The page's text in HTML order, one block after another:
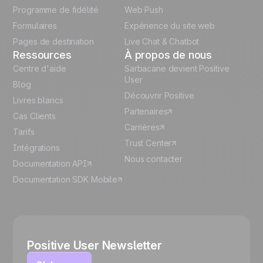
Programme de fidélité
Formulaires
Pages de destination
Web Push
Expérience du site web
Live Chat & Chatbot
Ressources
Centre d'aide
Blog
Livres blancs
Cas Clients
Tarifs
Intégrations
Documentation API
Documentation SDK Mobile
À propos de nous
Sarbacane devient Positive
User
Découvrir Positive
Partenaires
Carrières
Trust Center
Nous contacter
Positive User Newsletter